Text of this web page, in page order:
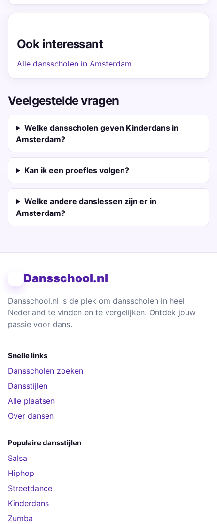
Ook interessant
Alle dansscholen in Amsterdam
Veelgestelde vragen
Welke dansscholen geven Kinderdans in
Amsterdam?
Kan ik een proefles volgen?
Welke andere danslessen zijn er in
Amsterdam?
Dansschool.nl
Dansschool.nl is de plek om dansscholen in heel
Nederland te vinden en te vergelijken. Ontdek jouw
passie voor dans.
Snelle links
Dansscholen zoeken
Dansstijlen
Alle plaatsen
Over dansen
Populaire dansstijlen
Salsa
Hiphop
Streetdance
Kinderdans
Zumba